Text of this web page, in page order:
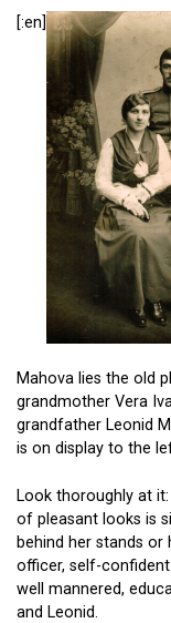
[:en]
Mahova lies the old
grandmother Vera
grandfather Leonid
is on display to the
Look thoroughly at
of pleasant looks is
behind her stands
officer, self-
well mannered,
and Leonid.